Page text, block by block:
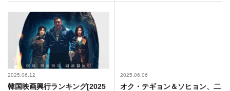
2025.06.12
韓国映画興行ランキング[2025
2025.06.06
オク・テギョン＆ソヒョン、二